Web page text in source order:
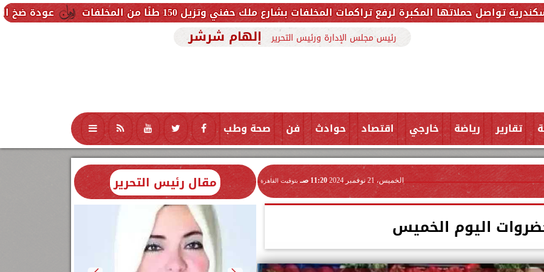
عودة ضخ المياه تدريجيًا لرفع تراكمات المخلفات بشارع ملك حفني وتزيل 150 طنًا من المخلفات
رئيس مجلس الإدارة ورئيس التحرير إلهام شرشر
تقارير رياضة خارجي اقتصاد حوادث فن صحة وطب تكنولوجيا منوعات محافظات
الخميس، 21 نوفمبر 2024 11:20 صـ بتوقيت القاهرة
اليوم الخميس
مقال رئيس التحرير